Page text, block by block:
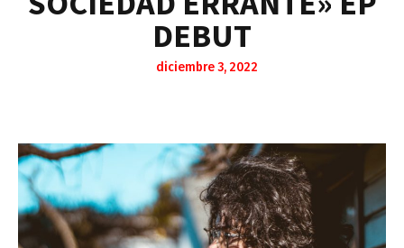
DEBUT
diciembre 3, 2022